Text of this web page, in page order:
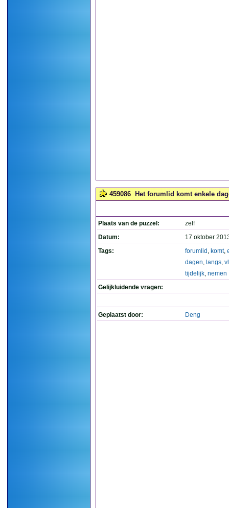
459086 Het forumlid komt enkele
Plaats van de puzzel:
zelf
Datum:
17 oktober
Tags:
forumlid , komt,
dagen, langs,
tijdelijk, nemen
Gelijkluidende vragen:
Geplaatst door: Deng